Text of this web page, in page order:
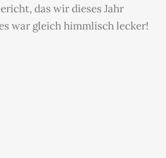
das wir dieses Jahr
war gleich himmlisch lecker!